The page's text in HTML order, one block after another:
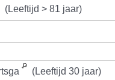
(Leeftijd > 81 jaar)
(Leeftijd 30 jaar)